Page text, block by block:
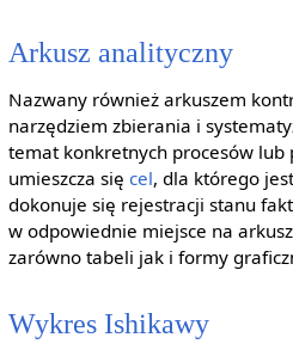
Arkusz analityczny
Nazwany również arkuszem
narzędziem zbierania i
temat konkretnych procesów lub
umieszcza się cel, dla którego
dokonuje się rejestracji stanu
w odpowiednie miejsce na
zarówno tabeli jak i formy
Wykres Ishikawy